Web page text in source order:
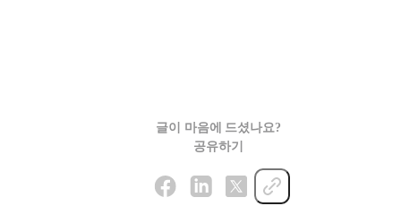
글이 마음에 드셨나요?
공유하기